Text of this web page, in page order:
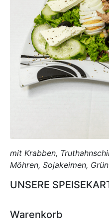
mit Krabben,
Möhren, Sojakeimen,
UNSERE
Warenkorb